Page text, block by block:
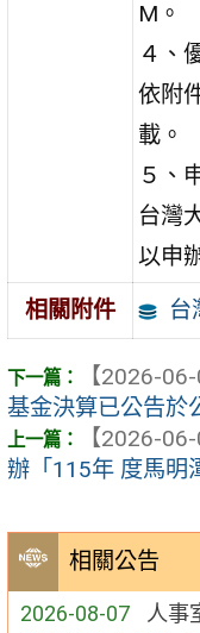
相關公告
2026-08-07 人事
M。
４、
依附
載。
５、
台灣
以申
相關附件
台
【2026-06-
基金決算已公告於
【2026-06-
辦「115年 度馬明